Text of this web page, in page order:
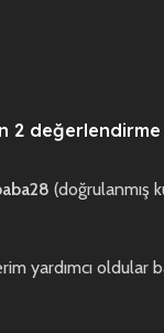
2 değerlendirme
(doğrulanmış
yardımcı oldular